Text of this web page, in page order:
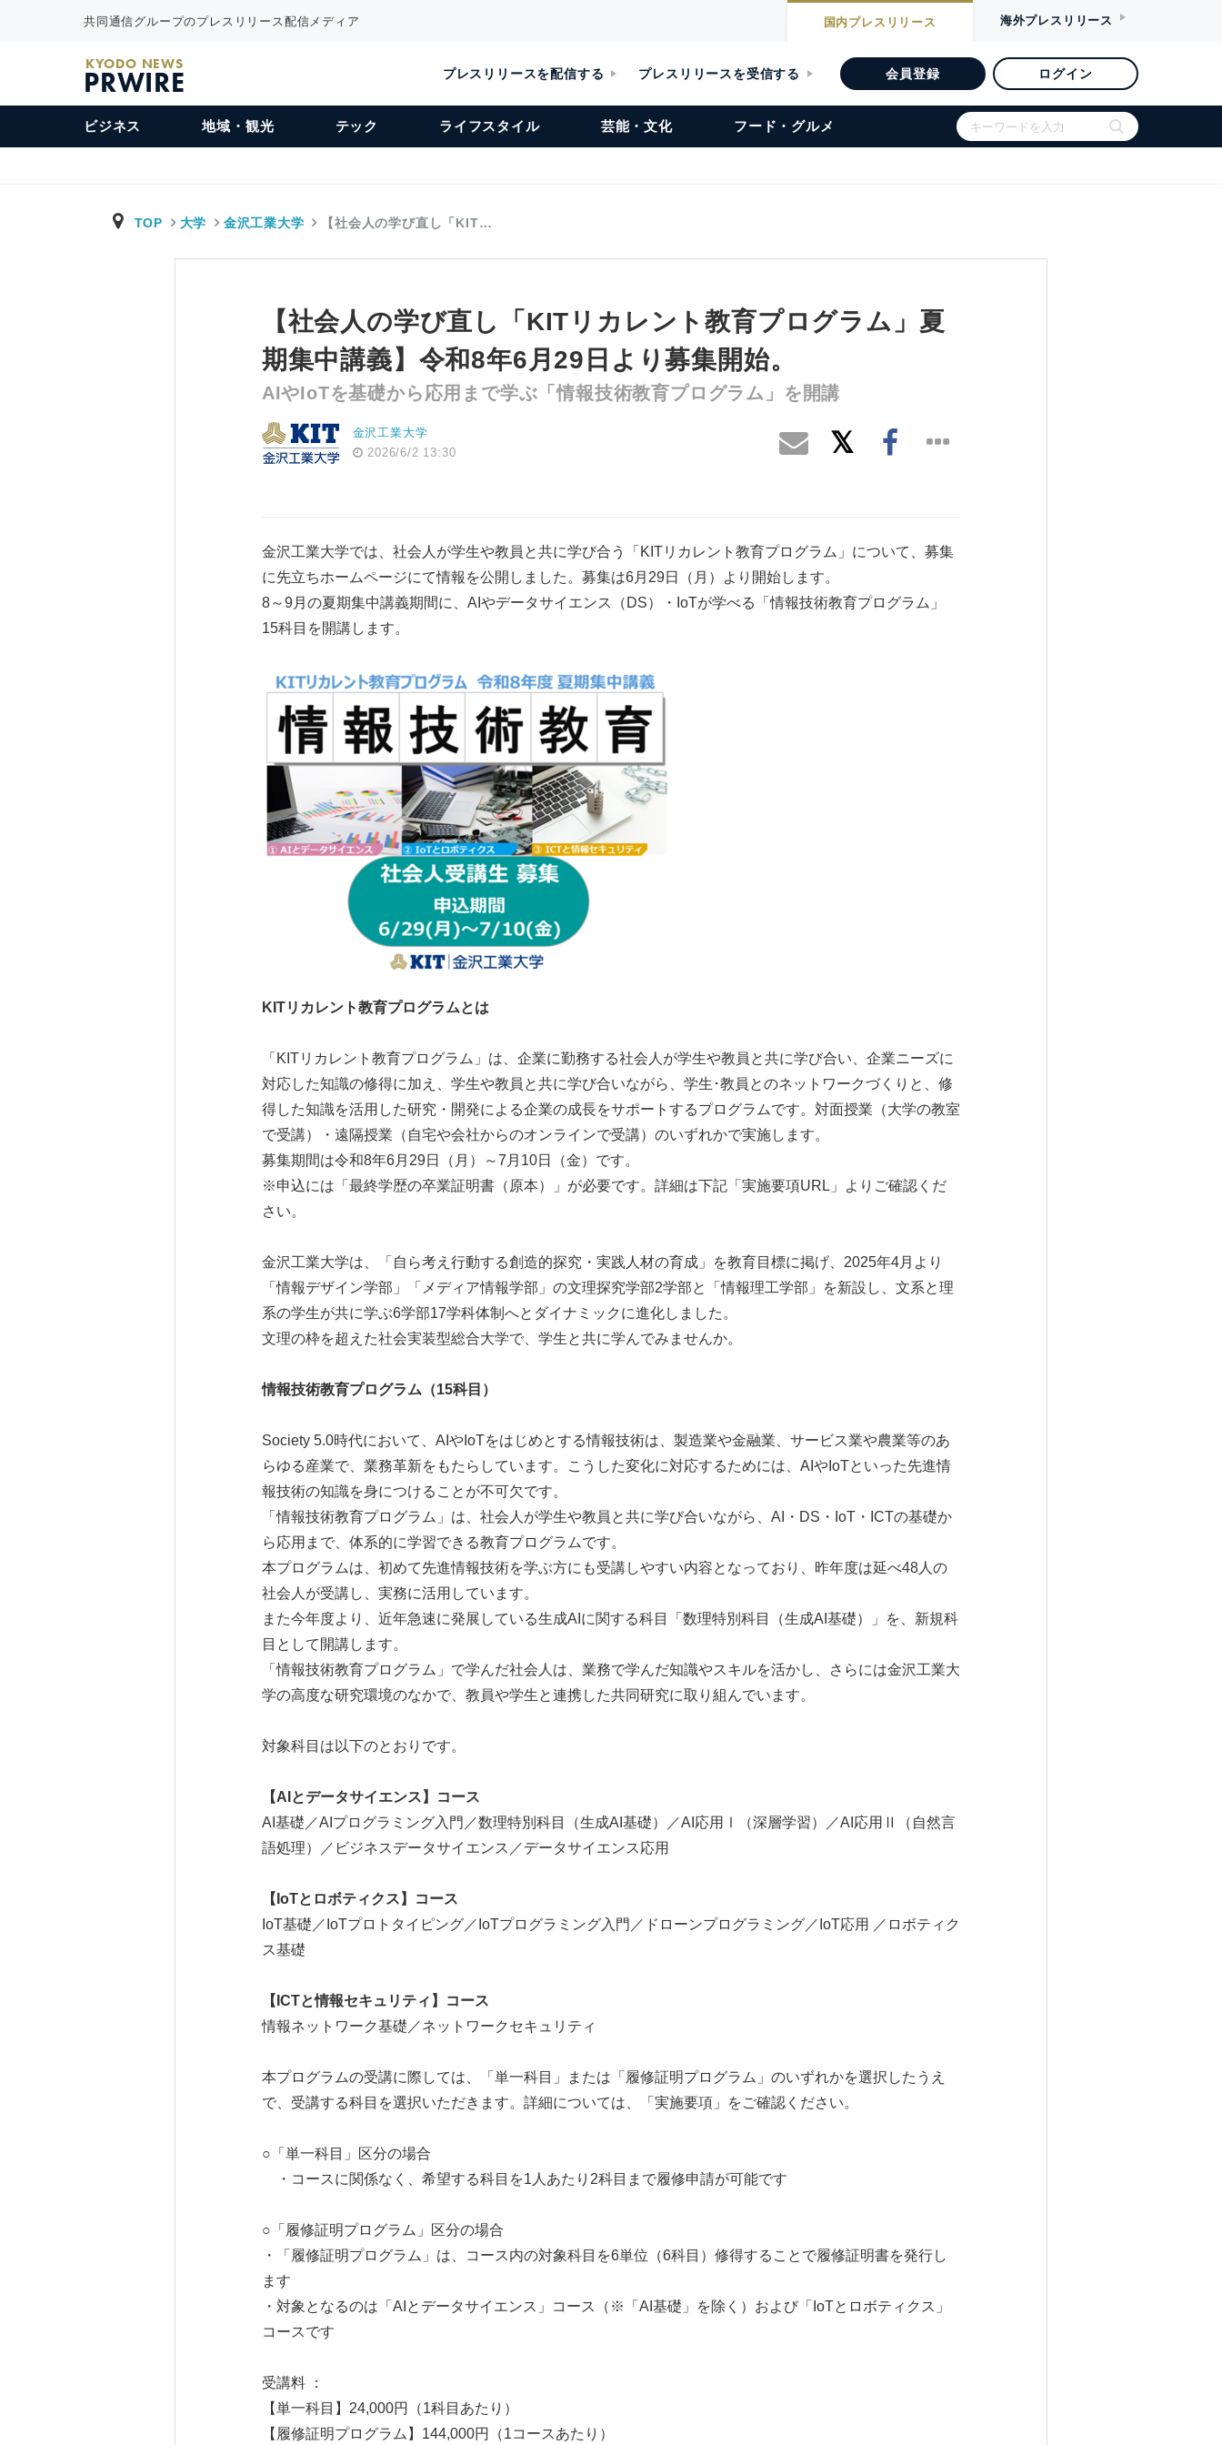
共同通信グループのプレスリリース配信メディア 国内プレスリリース 海外プレスリリース
KYODO NEWS
PRWIRE プレスリリースを配信する プレスリリースを受信する 会員登録 ログイン
ビジネス 地域・観光 テック ライフスタイル 芸能・文化 フード・グルメ
TOP 大学 金沢工業大学 【社会人の学び直し「KIT…
【社会人の学び直し「KITリカレント教育プログラム」夏
期集中講義】令和8年6月29日より募集開始。
AIやIoTを基礎から応用まで学ぶ「情報技術教育プログラム」を開講
金沢工業大学
2026/6/2 13:30
金沢工業大学では、社会人が学生や教員と共に学び合う「KITリカレント教育プログラム」について、募集
に先立ちホームページにて情報を公開しました。募集は6月29日（月）より開始します。
8～9月の夏期集中講義期間に、AIやデータサイエンス（DS）・IoTが学べる「情報技術教育プログラム」
15科目を開講します。
KITリカレント教育プログラムとは
「KITリカレント教育プログラム」は、企業に勤務する社会人が学生や教員と共に学び合い、企業ニーズに
対応した知識の修得に加え、学生や教員と共に学び合いながら、学生･教員とのネットワークづくりと、修
得した知識を活用した研究・開発による企業の成長をサポートするプログラムです。対面授業（大学の教室
で受講）・遠隔授業（自宅や会社からのオンラインで受講）のいずれかで実施します。
募集期間は令和8年6月29日（月）～7月10日（金）です。
※申込には「最終学歴の卒業証明書（原本）」が必要です。詳細は下記「実施要項URL」よりご確認くだ
さい。
金沢工業大学は、「自ら考え行動する創造的探究・実践人材の育成」を教育目標に掲げ、2025年4月より
「情報デザイン学部」「メディア情報学部」の文理探究学部2学部と「情報理工学部」を新設し、文系と理
系の学生が共に学ぶ6学部17学科体制へとダイナミックに進化しました。
文理の枠を超えた社会実装型総合大学で、学生と共に学んでみませんか。
情報技術教育プログラム（15科目）
Society 5.0時代において、AIやIoTをはじめとする情報技術は、製造業や金融業、サービス業や農業等のあ
らゆる産業で、業務革新をもたらしています。こうした変化に対応するためには、AIやIoTといった先進情
報技術の知識を身につけることが不可欠です。
「情報技術教育プログラム」は、社会人が学生や教員と共に学び合いながら、AI・DS・IoT・ICTの基礎か
ら応用まで、体系的に学習できる教育プログラムです。
本プログラムは、初めて先進情報技術を学ぶ方にも受講しやすい内容となっており、昨年度は延べ48人の
社会人が受講し、実務に活用しています。
また今年度より、近年急速に発展している生成AIに関する科目「数理特別科目（生成AI基礎）」を、新規科
目として開講します。
「情報技術教育プログラム」で学んだ社会人は、業務で学んだ知識やスキルを活かし、さらには金沢工業大
学の高度な研究環境のなかで、教員や学生と連携した共同研究に取り組んでいます。
対象科目は以下のとおりです。
【AIとデータサイエンス】コース
AI基礎／AIプログラミング入門／数理特別科目（生成AI基礎）／AI応用Ⅰ（深層学習）／AI応用Ⅱ（自然言
語処理）／ビジネスデータサイエンス／データサイエンス応用
【IoTとロボティクス】コース
IoT基礎／IoTプロトタイピング／IoTプログラミング入門／ドローンプログラミング／IoT応用 ／ロボティク
ス基礎
【ICTと情報セキュリティ】コース
情報ネットワーク基礎／ネットワークセキュリティ
本プログラムの受講に際しては、「単一科目」または「履修証明プログラム」のいずれかを選択したうえ
で、受講する科目を選択いただきます。詳細については、「実施要項」をご確認ください。
○「単一科目」区分の場合
・コースに関係なく、希望する科目を1人あたり2科目まで履修申請が可能です
○「履修証明プログラム」区分の場合
・「履修証明プログラム」は、コース内の対象科目を6単位（6科目）修得することで履修証明書を発行し
ます
・対象となるのは「AIとデータサイエンス」コース（※「AI基礎」を除く）および「IoTとロボティクス」
コースです
受講料 ：
【単一科目】24,000円（1科目あたり）
【履修証明プログラム】144,000円（1コースあたり）
English